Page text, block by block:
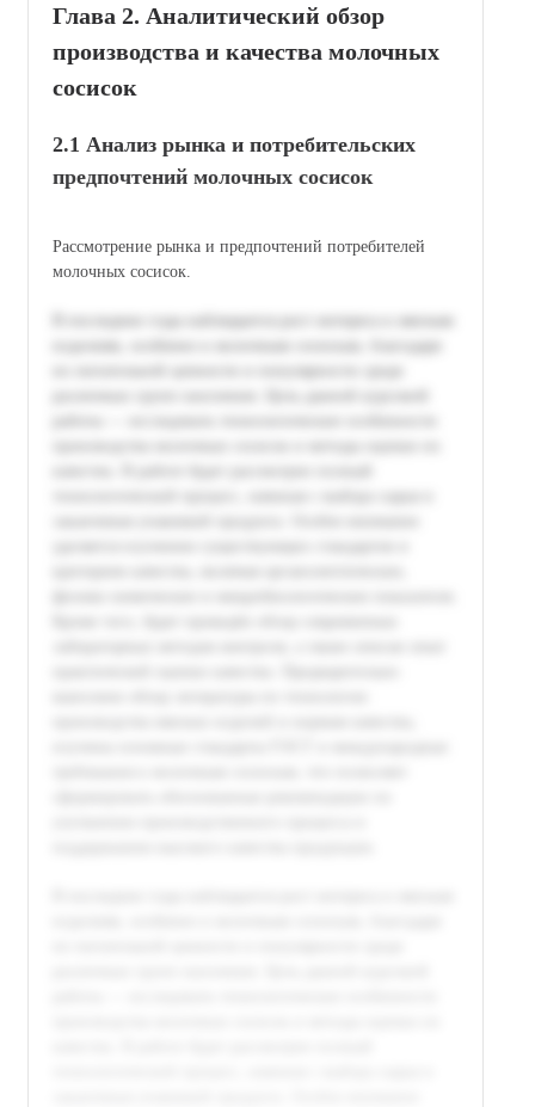
Глава 2. Аналитический обзор
производства и качества молочных
сосисок
2.1 Анализ рынка и потребительских
предпочтений молочных сосисок
Рассмотрение рынка и предпочтений потребителей
молочных сосисок.